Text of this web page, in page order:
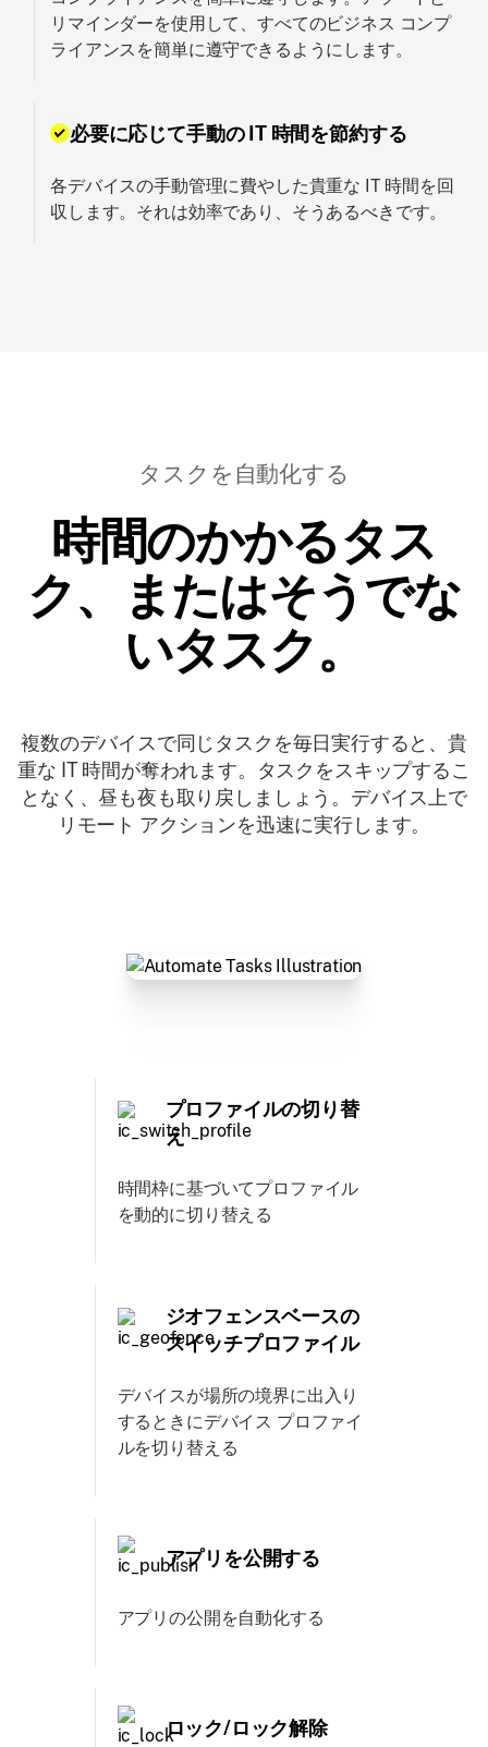
リマインダーを使用して、すべてのビジネス コンプ
ライアンスを簡単に遵守できるようにします。
必要に応じて手動の IT 時間を節約する
各デバイスの手動管理に費やした貴重な IT 時間を回
収します。それは効率であり、そうあるべきです。
タスクを自動化する
時間のかかるタス
ク、またはそうでな
いタスク。
複数のデバイスで同じタスクを毎日実行すると、貴
重な IT 時間が奪われます。タスクをスキップするこ
となく、昼も夜も取り戻しましょう。デバイス上で
リモート アクションを迅速に実行します。
プロファイルの切り替
え
時間枠に基づいてプロファイル
を動的に切り替える
ジオフェンスベースの
スイッチプロファイル
デバイスが場所の境界に出入り
するときにデバイス プロファイ
ルを切り替える
アプリを公開する
アプリの公開を自動化する
ロック/ロック解除